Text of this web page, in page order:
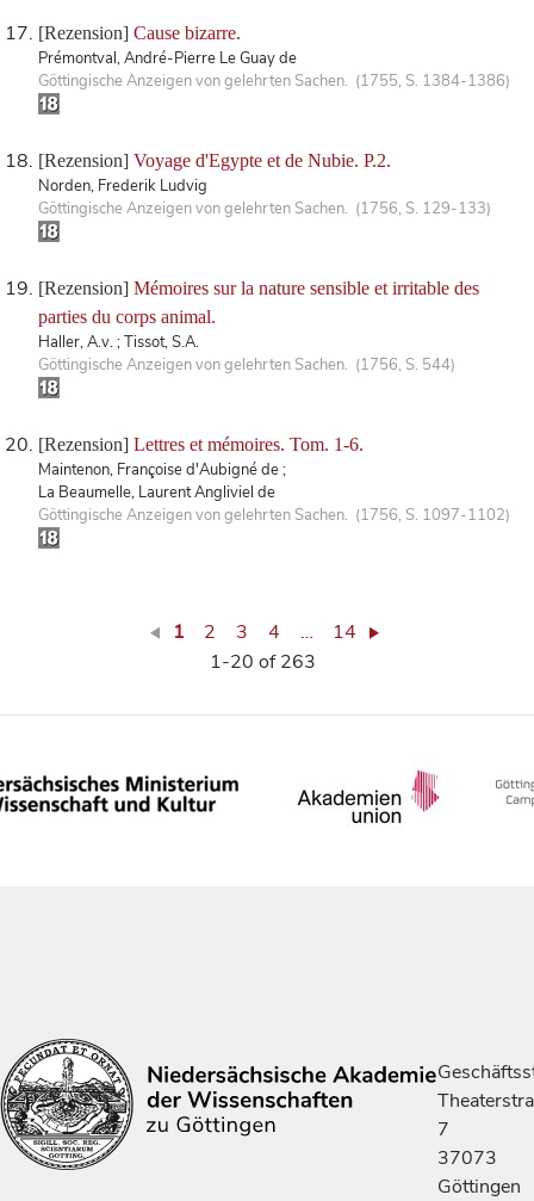
[Rezension] Cause bizarre.
Prémontval, André-Pierre Le Guay de
Göttingische Anzeigen von gelehrten Sachen. (1755, S. 1384-1386)
[Rezension] Voyage d'Egypte et de Nubie. P.2.
Norden, Frederik Ludvig
Göttingische Anzeigen von gelehrten Sachen. (1756, S. 129-133)
[Rezension] Mémoires sur la nature sensible et irritable des
parties du corps animal.
Haller, A.v. ; Tissot, S.A.
Göttingische Anzeigen von gelehrten Sachen. (1756, S. 544)
[Rezension] Lettres et mémoires. Tom. 1-6.
Maintenon, Françoise d'Aubigné de ;
La Beaumelle, Laurent Angliviel de
Göttingische Anzeigen von gelehrten Sachen. (1756, S. 1097-1102)
1 2 3 4 …
14
1-20 of 263
7
37073
Göttingen